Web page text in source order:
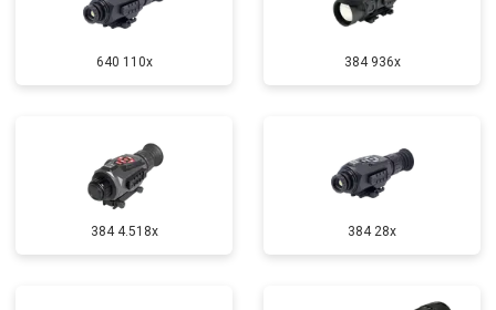
640 110x 384 936x
384 4.518x 384 28x